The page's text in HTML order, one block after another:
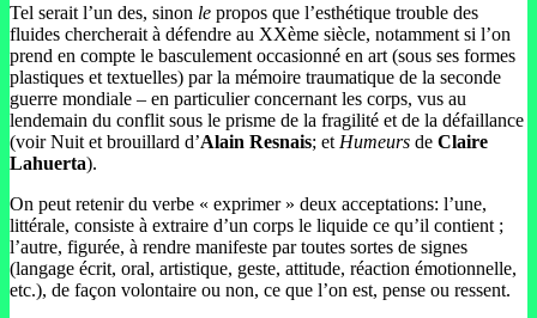
Tel serait l’un des, sinon le propos que l’esthétique trouble des
fluides chercherait à défendre au XXème siècle, notamment si l’on
prend en compte le basculement occasionné en art (sous ses formes
plastiques et textuelles) par la mémoire traumatique de la seconde
guerre mondiale – en particulier concernant les corps, vus au
lendemain du conflit sous le prisme de la fragilité et de la défaillance
(voir Nuit et brouillard d’Alain Resnais; et Humeurs de Claire
Lahuerta).
On peut retenir du verbe « exprimer » deux acceptations: l’une,
littérale, consiste à extraire d’un corps le liquide ce qu’il contient ;
l’autre, figurée, à rendre manifeste par toutes sortes de signes
(langage écrit, oral, artistique, geste, attitude, réaction émotionnelle,
etc.), de façon volontaire ou non, ce que l’on est, pense ou ressent.